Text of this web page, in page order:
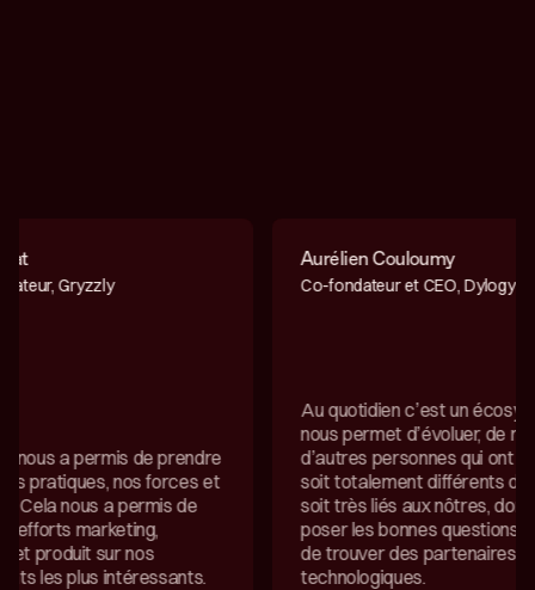
Co-fondateur et CEO, Dylogy
Au quotidien c’est un écosystème qui
nous permet d’évoluer, de rencontrer
d’autres personnes qui ont des projets
soit totalement différents des nôtres,
soit très liés aux nôtres, donc de se
poser les bonnes questions ou parfois
de trouver des partenaires
technologiques.
Baptiste
CTO & co-
Nous
permis
points de
mélange
et